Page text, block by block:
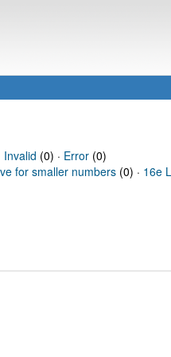
Invalid (0) · Error(0)
for smaller numbers (0) · 16e